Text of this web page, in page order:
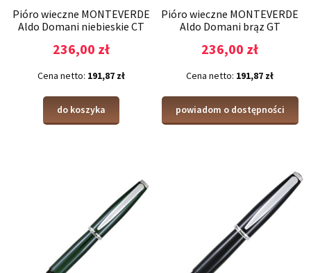
Pióro wieczne MONTEVERDE
Aldo Domani niebieskie CT
236,00 zł
Cena netto: 191,87 zł
do koszyka
Pióro wieczne MONTEVERDE
Aldo Domani brąz GT
236,00 zł
Cena netto: 191,87 zł
powiadom o dostępności